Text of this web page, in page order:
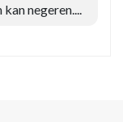
negeren....